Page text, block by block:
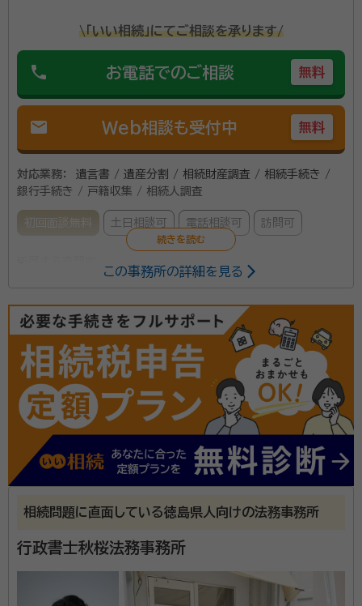
\「いい相続」にてご相談を承ります/
phone お電話でのご相談 無料
mail Web相談も受付中 無料
対応業務：
遺言書 / 遺産分割 / 相続財産調査 / 相続手続き /
銀行手続き / 戸籍収集 / 相続人調査
初回面談無料 土日相談可 電話相談可 訪問可
当事務所は、遺産分割や相続手続きをはじめ、幅広い分
野の業務を行っております。 徳島県庁に37年間勤務し
た経験を活かし、お客様に寄り添った対応をしておりま
す。 ご相談の受付は平日午前10時から午後6時までで
すが、前もってご連絡いただければ、19時以降や土日の
相談もできます。 初回相談も無料ですのでお気軽にご
相談ください。
資格等：
所属団体：徳島県行政書士会
この事務所の詳細を見る
相続問題に直面している徳島県人向けの法務事務所
行政書士秋桜法務事務所